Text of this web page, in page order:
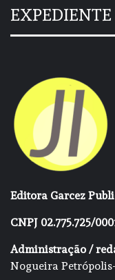
EXPEDIENTE
Editora Garcez
CNPJ 02.775.725/
Administração /
Nogueira Petrópolis-